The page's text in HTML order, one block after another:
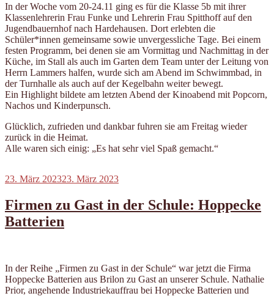
In der Woche vom 20-24.11 ging es für die Klasse 5b mit ihrer
Klassenlehrerin Frau Funke und Lehrerin Frau Spitthoff auf den
Jugendbauernhof nach Hardehausen. Dort erlebten die
Schüler*innen gemeinsame sowie unvergessliche Tage. Bei einem
festen Programm, bei denen sie am Vormittag und Nachmittag in der
Küche, im Stall als auch im Garten dem Team unter der Leitung von
Herrn Lammers halfen, wurde sich am Abend im Schwimmbad, in
der Turnhalle als auch auf der Kegelbahn weiter bewegt.
Ein Highlight bildete am letzten Abend der Kinoabend mit Popcorn,
Nachos und Kinderpunsch.
Glücklich, zufrieden und dankbar fuhren sie am Freitag wieder
zurück in die Heimat.
Alle waren sich einig: „Es hat sehr viel Spaß gemacht.“
Veröffentlicht
23. März 202323. März 2023
Firmen zu Gast in der Schule: Hoppecke
Batterien
In der Reihe „Firmen zu Gast in der Schule“ war jetzt die Firma
Hoppecke Batterien aus Brilon zu Gast an unserer Schule. Nathalie
Prior, angehende Industriekauffrau bei Hoppecke Batterien und